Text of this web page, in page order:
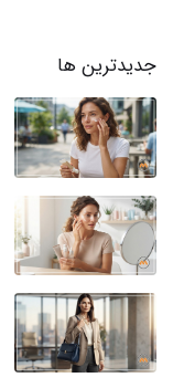
جدیدترین ها